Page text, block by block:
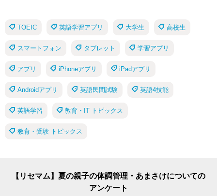
TOEIC 英語学習アプリ 大学生 高校生
スマートフォン タブレット 学習アプリ
アプリ iPhoneアプリ iPadアプリ
Androidアプリ 英語民間試験 英語4技能
英語学習 教育・IT トピックス
教育・受験 トピックス
【リセマム】夏の親子の体調管理・あまさけについての
アンケート